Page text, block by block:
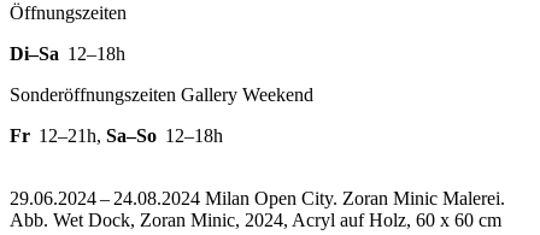
Öffnungszeiten
Di–Sa 12–18h
Sonderöffnungszeiten Gallery Weekend
Fr 12–21h, Sa–So 12–18h
29.06.2024 – 24.08.2024 Milan Open City. Zoran Minic Malerei.
Abb. Wet Dock, Zoran Minic, 2024, Acryl auf Holz, 60 x 60 cm